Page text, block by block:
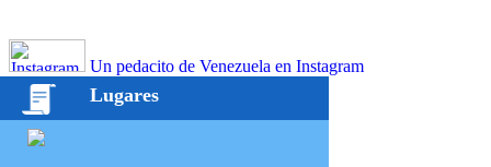
Un pedacito de Venezuela en Instagram
Lugares